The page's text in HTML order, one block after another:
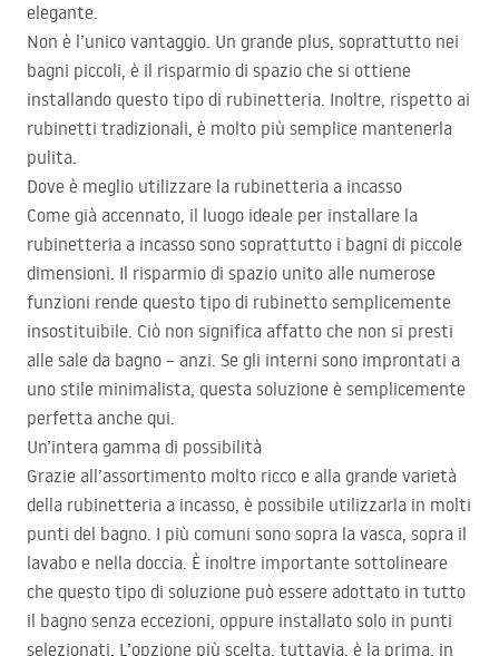
elegante.
Non è l’unico vantaggio. Un grande plus, soprattutto nei
bagni piccoli, è il risparmio di spazio che si ottiene
installando questo tipo di rubinetteria. Inoltre, rispetto ai
rubinetti tradizionali, è molto più semplice mantenerla
pulita.
Dove è meglio utilizzare la rubinetteria a incasso
Come già accennato, il luogo ideale per installare la
rubinetteria a incasso sono soprattutto i bagni di piccole
dimensioni. Il risparmio di spazio unito alle numerose
funzioni rende questo tipo di rubinetto semplicemente
insostituibile. Ciò non significa affatto che non si presti
alle sale da bagno – anzi. Se gli interni sono improntati a
uno stile minimalista, questa soluzione è semplicemente
perfetta anche qui.
Un’intera gamma di possibilità
Grazie all’assortimento molto ricco e alla grande varietà
della rubinetteria a incasso, è possibile utilizzarla in molti
punti del bagno. I più comuni sono sopra la vasca, sopra il
lavabo e nella doccia. È inoltre importante sottolineare
che questo tipo di soluzione può essere adottato in tutto
il bagno senza eccezioni, oppure installato solo in punti
selezionati. L’opzione più scelta, tuttavia, è la prima, in